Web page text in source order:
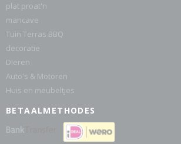
plat proat'n
mancave
Tuin Terras BBQ
decoratie
Dieren
Auto's & Motoren
Huis en meubeltjes
BETAALMETHODES